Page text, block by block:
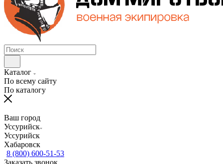
Каталог
По всему сайту
По каталогу
Ваш город
Уссурийск
Уссурийск
Хабаровск
8 (800) 600-51-53
Заказать звонок